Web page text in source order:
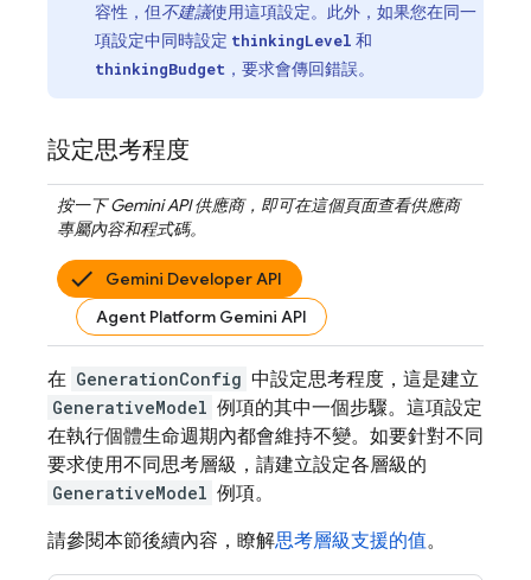
容性，但不建議使用這項設定。此外，如果您在同一
項設定中同時設定 thinkingLevel 和
thinkingBudget ，要求會傳回錯誤。
設定思考程度
按一下Gemini API供應商，即可在這個頁面查看供應商
專屬內容和程式碼。
Gemini Developer API
Agent Platform Gemini API
在 GenerationConfig 中設定思考程度，這是建立
GenerativeModel 例項的其中一個步驟。這項設定
在執行個體生命週期內都會維持不變。如要針對不同
要求使用不同思考層級，請建立設定各層級的
GenerativeModel 例項。
請參閱本節後續內容，瞭解思考層級支援的值。